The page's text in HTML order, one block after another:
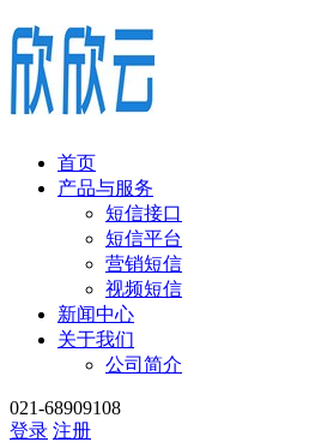
首页
产品与服务
短信接口
短信平台
营销短信
视频短信
新闻中心
关于我们
公司简介
021-68909108
登录 注册